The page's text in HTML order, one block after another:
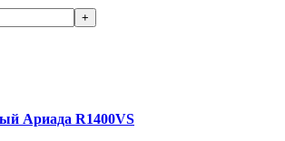
Ариада R1400VS